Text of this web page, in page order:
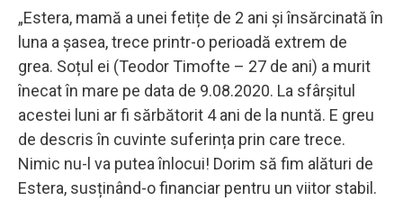
„Estera, mamă a unei fetițe de 2 ani și însărcinată în
luna a șasea, trece printr-o perioadă extrem de
grea. Soțul ei (Teodor Timofte – 27 de ani) a murit
înecat în mare pe data de 9.08.2020. La sfârșitul
acestei luni ar fi sărbătorit 4 ani de la nuntă. E greu
de descris în cuvinte suferința prin care trece.
Nimic nu-l va putea înlocui! Dorim să fim alături de
Estera, susținând-o financiar pentru un viitor stabil.